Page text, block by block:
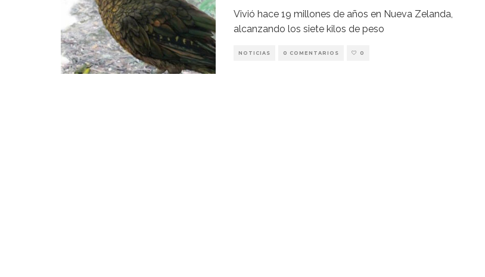
Vivió hace 19 millones de años en Nueva Zelanda,
alcanzando los siete kilos de peso
NOTICIAS 0 COMENTARIOS 0